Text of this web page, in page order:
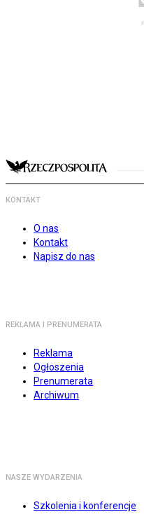
KONTAKT
O nas
Kontakt
Napisz do nas
REKLAMA I PRENUMERATA
Reklama
Ogłoszenia
Prenumerata
Archiwum
NASZE WYDARZENIA
Szkolenia i konferencje